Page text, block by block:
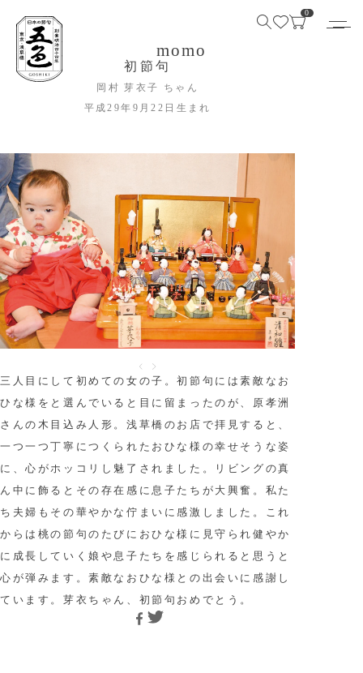
0
momo
初節句
岡村 芽衣子 ちゃん
平成29年9月22日生まれ
三人目にして初めての女の子。初節句には素敵なお
ひな様をと選んでいると目に留まったのが、原孝洲
さんの木目込み人形。浅草橋のお店で拝見すると、
一つ一つ丁寧につくられたおひな様の幸せそうな姿
に、心がホッコリし魅了されました。リビングの真
ん中に飾るとその存在感に息子たちが大興奮。私た
ち夫婦もその華やかな佇まいに感激しました。これ
からは桃の節句のたびにおひな様に見守られ健やか
に成長していく娘や息子たちを感じられると思うと
心が弾みます。素敵なおひな様との出会いに感謝し
ています。芽衣ちゃん、初節句おめでとう。